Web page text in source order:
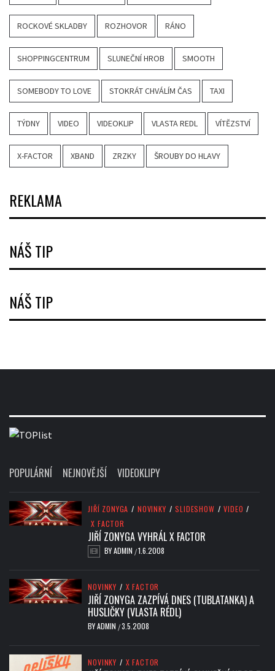
ROCKOVÉ SKLADBY ROZHOVOR RÁNO
SHOPPINGCENTRUM SLUNEČNÍ HROB SMOOTH
SOMEBODY TO LOVE STOKRÁT CHVÁLÍM ČAS TAXI
TÝDNY VIDEO VIDEOKLIP VLASTA REDL VÍTĚZSTVÍ
X-FACTOR XBAND ZRZKY ŠROUBY DO HLAVY
REKLAMA
NÁŠ TIP
NÁŠ TIP
POPULÁRNÍ NEJNOVĚJŠÍ VIDEOKLIPY
JIŘÍ ZONYGA / NOVINKY / SLIDESHOW / VIDEO /
X FACTOR
JIŘÍ ZONYGA VYHRÁL X FACTOR
BYADMIN /1.6.2008
NOVINKY / X FACTOR
JIŘÍ ZONYGA ZAZPÍVÁ DNES (TUBLATANKA) A
HUSLIČKY (VLASTA RÉDL)
BYADMIN /3.5.2008
NOVINKY / X FACTOR